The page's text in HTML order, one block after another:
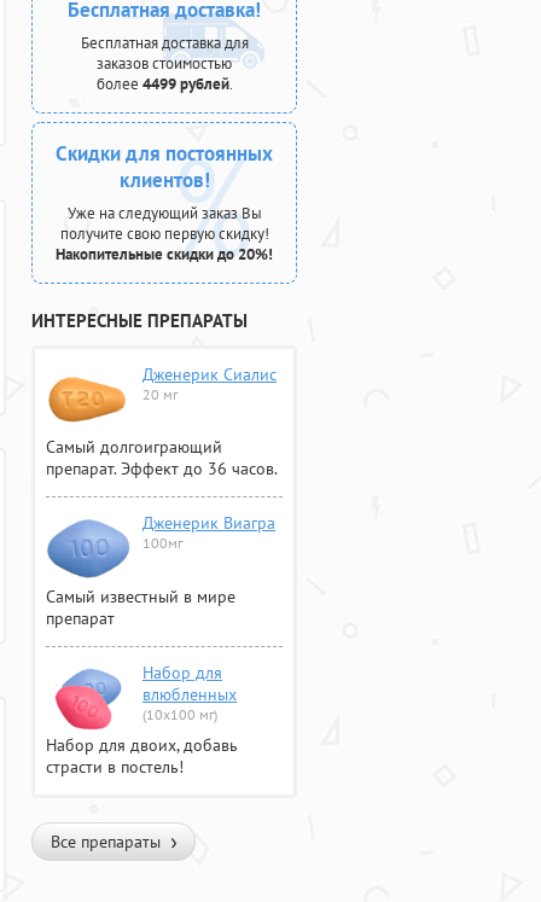
Бесплатная доставка!
Бесплатная доставка для
заказов стоимостью
более 4499 рублей.
Скидки для постоянных
клиентов!
Уже на следующий заказ Вы
получите свою первую скидку!
Накопительные скидки до 20%!
ИНТЕРЕСНЫЕ ПРЕПАРАТЫ
Дженерик Сиалис
20 мг
Самый долгоиграющий
препарат. Эффект до 36 часов.
Дженерик Виагра
100мг
Самый известный в мире
препарат
Набор для
влюбленных
(10х100 мг)
Набор для двоих, добавь
страсти в постель!
Все препараты